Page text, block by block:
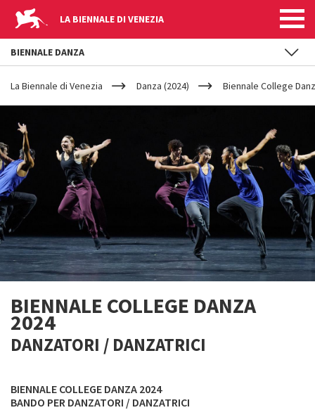
LA BIENNALE DI VENEZIA
YOUR
ARE
HERE
La Biennale di Venezia Danza (2024) Biennale College
BIENNALE COLLEGE DANZA
2024
DANZATORI / DANZATRICI
BIENNALE COLLEGE DANZA 2024
BANDO PER DANZATORI / DANZATRICI
BIENNALE DANZA